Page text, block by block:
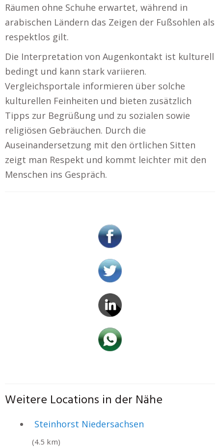
Räumen ohne Schuhe erwartet, während in
arabischen Ländern das Zeigen der Fußsohlen als
respektlos gilt.
Die Interpretation von Augenkontakt ist kulturell
bedingt und kann stark variieren.
Vergleichsportale informieren über solche
kulturellen Feinheiten und bieten zusätzlich
Tipps zur Begrüßung und zu sozialen sowie
religiösen Gebräuchen. Durch die
Auseinandersetzung mit den örtlichen Sitten
zeigt man Respekt und kommt leichter mit den
Menschen ins Gespräch.
Weitere Locations in der Nähe
Steinhorst Niedersachsen
(4.5 km)